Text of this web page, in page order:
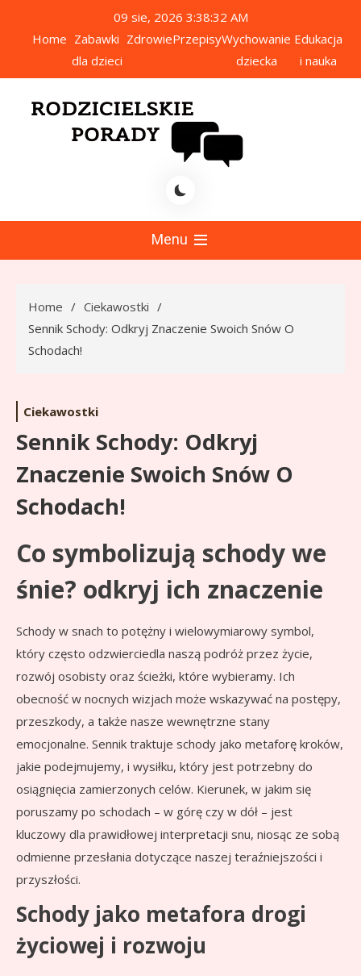
09 sie, 2026 3:38:33 AM
Home Zabawki
dla dzieci
ZdrowiePrzepisyWychowanie
dziecka
Edukacja
i nauka
Porady
Menu
Home
Ciekawostki
Sennik Schody: Odkryj Znaczenie Swoich Snów O
Schodach!
Ciekawostki
Sennik Schody: Odkryj
Znaczenie Swoich Snów O
Schodach!
Co symbolizują schody we
śnie? odkryj ich znaczenie
Schody w snach to potężny i wielowymiarowy symbol,
który często odzwierciedla naszą podróż przez życie,
rozwój osobisty oraz ścieżki, które wybieramy. Ich
obecność w nocnych wizjach może wskazywać na postępy,
przeszkody, a także nasze wewnętrzne stany
emocjonalne. Sennik traktuje schody jako metaforę kroków,
jakie podejmujemy, i wysiłku, który jest potrzebny do
osiągnięcia zamierzonych celów. Kierunek, w jakim się
poruszamy po schodach – w górę czy w dół – jest
kluczowy dla prawidłowej interpretacji snu, niosąc ze sobą
odmienne przesłania dotyczące naszej teraźniejszości i
przyszłości.
Schody jako metafora drogi
życiowej i rozwoju